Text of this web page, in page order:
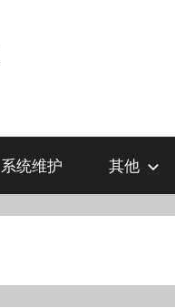
系统维护 其他